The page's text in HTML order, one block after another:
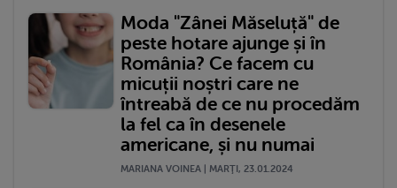
Moda "Zânei Măseluță" de
peste hotare ajunge și în
România? Ce facem cu
micuții noștri care ne
întreabă de ce nu procedăm
la fel ca în desenele
americane, și nu numai
MARIANA VOINEA | MARŢI, 23.01.2024